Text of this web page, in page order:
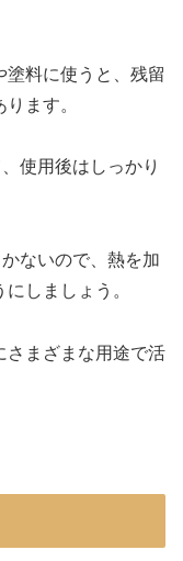
塗料に使うと、残留
ます。
使用後はしっかり
ないので、熱を加
しましょう。
さまざまな用途で活